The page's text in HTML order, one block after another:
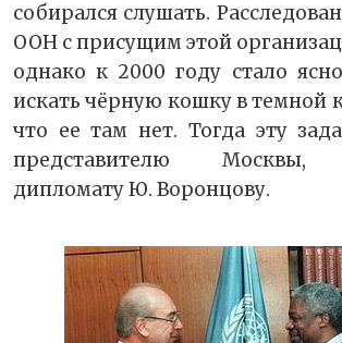
собирался слушать.
ООН с присущим этой
однако к 2000 году стало
искать чёрную кошку в темной
что ее там нет. Тогда эту
представителю Москвы,
дипломату Ю. Воронцову.